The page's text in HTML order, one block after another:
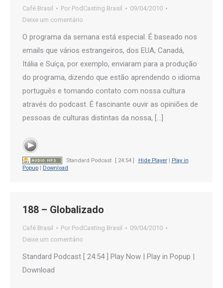
Café Brasil Por PodCasting Brasil
09/04/2010
Deixe um comentário
O programa da semana está especial. É baseado nos
emails que vários estrangeiros, dos EUA, Canadá,
Itália e Suíça, por exemplo, enviaram para a produção
do programa, dizendo que estão aprendendo o idioma
português e tomando contato com nossa cultura
através do podcast. É fascinante ouvir as opiniões de
pessoas de culturas distintas da nossa, […]
Standard Podcast [ 24:54 ] Hide Player| Play in
Popup
Download
188 – Globalizado
Café Brasil Por PodCasting Brasil
09/04/2010
Deixe um comentário
Standard Podcast [ 24:54 ] Play Now | Play in Popup |
Download